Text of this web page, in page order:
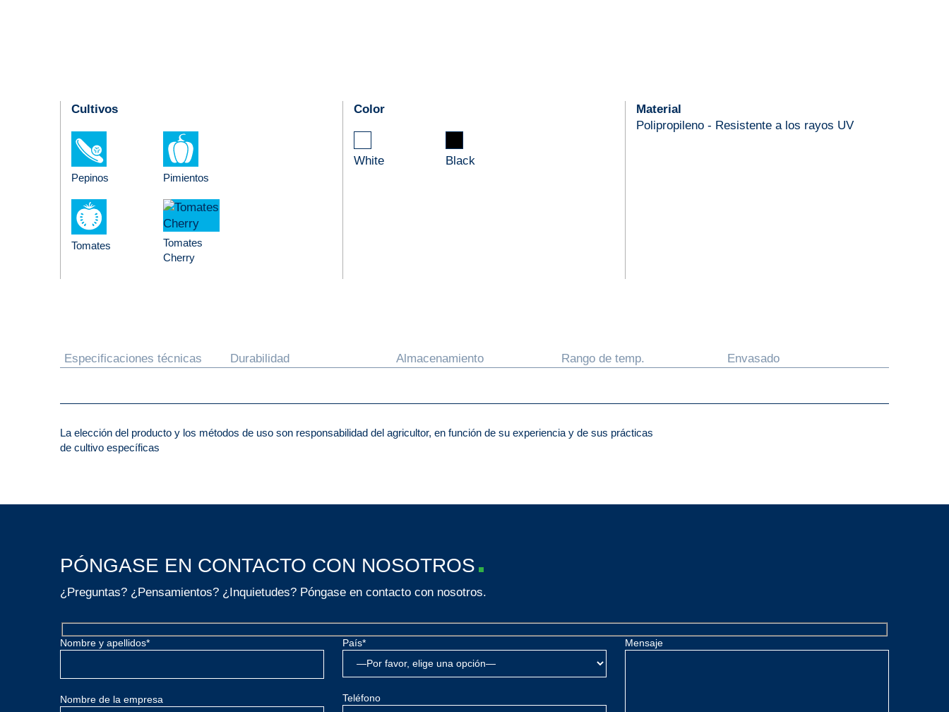
Cultivos
Pepinos Pimientos
Tomates
Tomates
Cherry
Color
White Black
Material
Polipropileno - Resistente a los rayos UV
Especificaciones técnicas Durabilidad Almacenamiento Rango de temp. Envasado
La elección del producto y los métodos de uso son responsabilidad del agricultor, en función de su experiencia y de sus prácticas
de cultivo específicas
PÓNGASE EN CONTACTO CON NOSOTROS
¿Preguntas? ¿Pensamientos? ¿Inquietudes? Póngase en contacto con nosotros.
Nombre y apellidos*
Nombre de la empresa
País*
Teléfono
Mensaje